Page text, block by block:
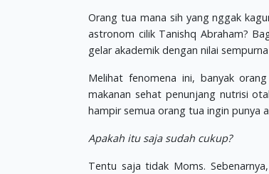
Orang tua mana sih yang nggak
astronom cilik Tanishq Abraham?
gelar akademik dengan nilai
Melihat fenomena ini, banyak
makanan sehat penunjang nutrisi
hampir semua orang tua ingin punya
Apakah itu saja sudah cukup?
Tentu saja tidak Moms.